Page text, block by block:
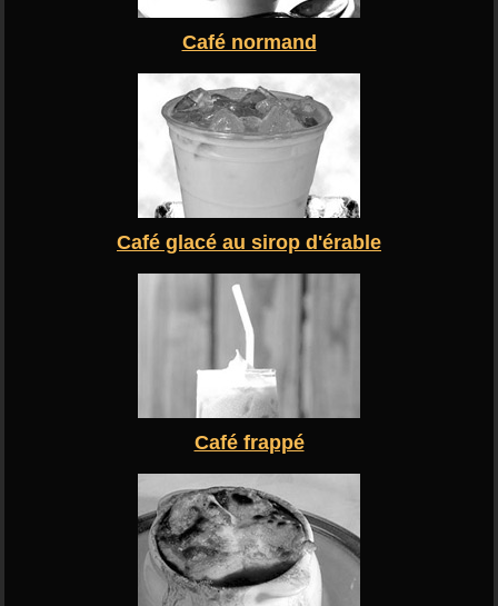
Café normand
Café glacé au sirop d'érable
Café frappé